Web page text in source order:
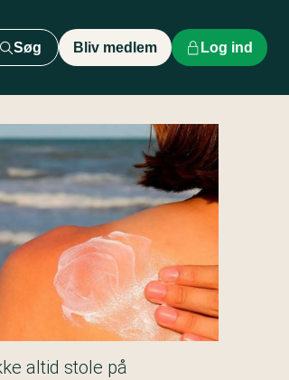
Søg Bliv medlem Log ind
altid stole på